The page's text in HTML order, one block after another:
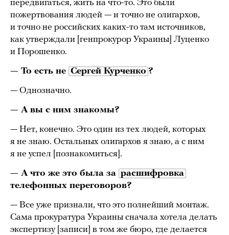
передвигаться, жить на что-то. Это были
пожертвования людей — и точно не олигархов,
и точно не российских каких-то там источников,
как утверждали [генпрокурор Украины] Луценко
и Порошенко.
— То есть не Сергей Курченко ?
— Однозначно.
— А вы с ним знакомы?
— Нет, конечно. Это один из тех людей, которых
я не знаю. Остальных олигархов я знаю, а с ним
я не успел [познакомиться].
— А что же это была за расшифровка
телефонных переговоров?
— Все уже признали, что это полнейший монтаж.
Сама прокуратура Украины сначала хотела делать
экспертизу [записи] в том же бюро, где делается